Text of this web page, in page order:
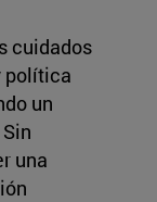
cuidados
política
un
una